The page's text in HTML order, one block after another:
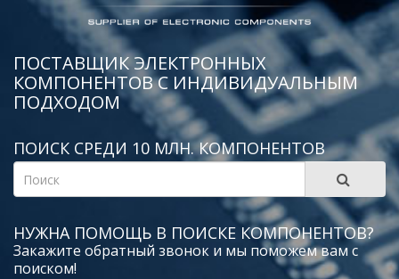
ПОСТАВЩИК ЭЛЕКТРОННЫХ
КОМПОНЕНТОВ С ИНДИВИДУАЛЬНЫМ
ПОДХОДОМ
ПОИСК СРЕДИ 10 МЛН. КОМПОНЕНТОВ
НУЖНА ПОМОЩЬ В ПОИСКЕ КОМПОНЕНТОВ?
Закажите обратный звонок и мы поможем вам с
поиском!